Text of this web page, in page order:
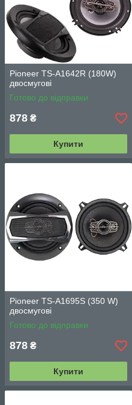
Pioneer TS-A1642R (180W)
двосмугові
Готово до відправки
878 ₴
Купити
Pioneer TS-A1695S (350 W)
двосмугові
Готово до відправки
878 ₴
Купити